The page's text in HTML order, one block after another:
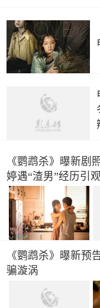
《鹦鹉杀》曝新剧
婷遇“渣男”经历引
《鹦鹉杀》曝新预
骗漩涡